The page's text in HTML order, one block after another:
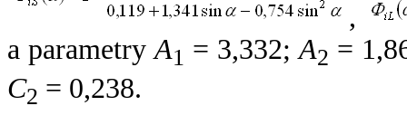
,
a parametryA1 = 3,332;A2 =
C2 = 0,238.